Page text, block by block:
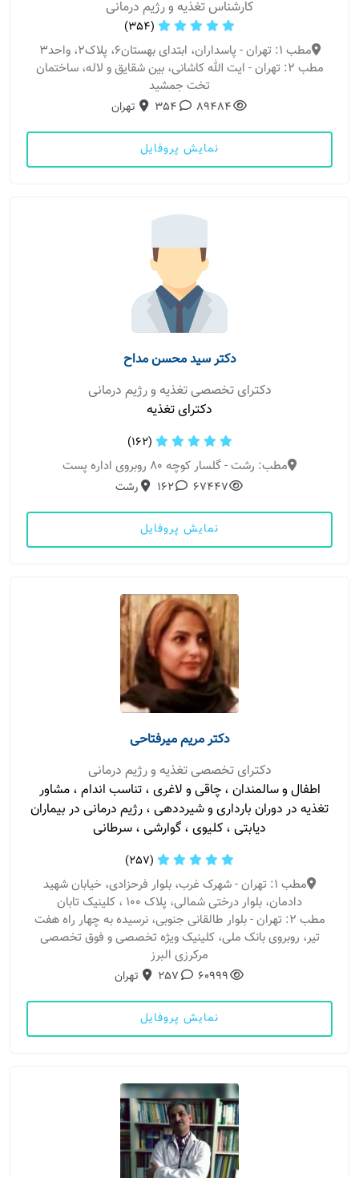
کارشناس تغذیه و رژیم درمانی
(354)
مطب 1: تهران - پاسداران، ابتدای بهستان۶، پلاک۲، واحد۳
مطب 2: تهران - ایت الله کاشانی، بین شقایق و لاله، ساختمان
تخت جمشید
89484
354 تهران
نمایش پروفایل
دکتر سید محسن مداح
دکترای تخصصی تغذیه و رژیم درمانی
دکترای تغذیه
(162)
مطب: رشت - گلسار کوچه ۸۰ روبروی اداره پست
67447
162 رشت
نمایش پروفایل
دکتر مریم میرفتاحی
دکترای تخصصی تغذیه و رژیم درمانی
اطفال و سالمندان ، چاقی و لاغری ، تناسب اندام ، مشاور
تغذیه در دوران بارداری و شیرددهی ، رژیم درمانی در بیماران
دیابتی ، کلیوی ، گوارشی ، سرطانی
(257)
مطب 1: تهران - شهرک غرب، بلوار فرحزادی، خیابان شهید
دادمان، بلوار درختی شمالی، پلاک ١٠٠ ، کلینیک تابان
مطب 2: تهران - بلوار طالقانی جنوبی، نرسیده به چهار راه هفت
تیر، روبروی بانک ملی، کلینیک ویژه تخصصی و فوق تخصصی
مرکرزی البرز
60999
257 تهران
نمایش پروفایل